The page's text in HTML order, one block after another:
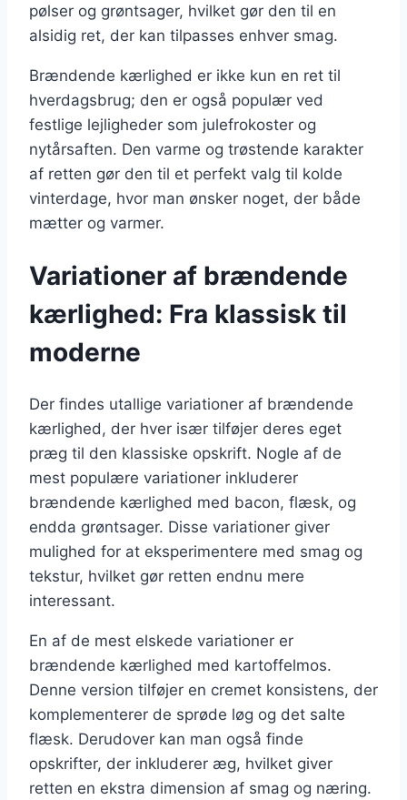
pølser og grøntsager, hvilket gør den til en
alsidig ret, der kan tilpasses enhver smag.
Brændende kærlighed er ikke kun en ret til
hverdagsbrug; den er også populær ved
festlige lejligheder som julefrokoster og
nytårsaften. Den varme og trøstende karakter
af retten gør den til et perfekt valg til kolde
vinterdage, hvor man ønsker noget, der både
mætter og varmer.
Variationer af brændende
kærlighed: Fra klassisk til
moderne
Der findes utallige variationer af brændende
kærlighed, der hver især tilføjer deres eget
præg til den klassiske opskrift. Nogle af de
mest populære variationer inkluderer
brændende kærlighed med bacon, flæsk, og
endda grøntsager. Disse variationer giver
mulighed for at eksperimentere med smag og
tekstur, hvilket gør retten endnu mere
interessant.
En af de mest elskede variationer er
brændende kærlighed med kartoffelmos.
Denne version tilføjer en cremet konsistens, der
komplementerer de sprøde løg og det salte
flæsk. Derudover kan man også finde
opskrifter, der inkluderer æg, hvilket giver
retten en ekstra dimension af smag og næring.